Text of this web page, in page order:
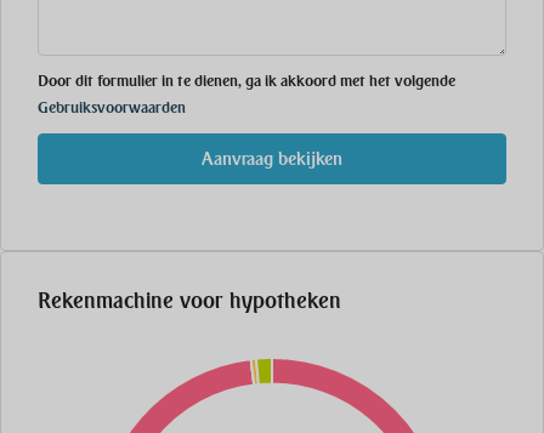
Door dit formulier in te dienen, ga ik akkoord met het volgende
Gebruiksvoorwaarden
Aanvraag bekijken
Rekenmachine voor hypotheken